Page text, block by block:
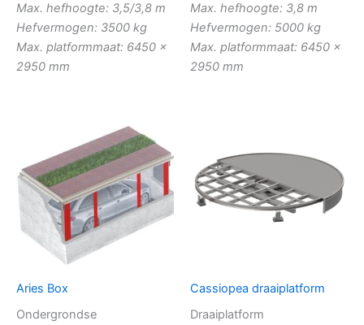
Max. hefhoogte: 3,5/3,8 m
Hefvermogen: 3500 kg
Max. platformmaat: 6450 x
2950 mm
Max. hefhoogte: 3,8 m
Hefvermogen: 5000 kg
Max. platformmaat: 6450 x
2950 mm
Aries Box
Ondergrondse
Cassiopea draaiplatform
Draaiplatform